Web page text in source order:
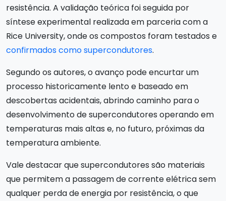
resistência. A validação teórica foi seguida por
síntese experimental realizada em parceria com a
Rice University, onde os compostos foram testados e
confirmados como supercondutores.
Segundo os autores, o avanço pode encurtar um
processo historicamente lento e baseado em
descobertas acidentais, abrindo caminho para o
desenvolvimento de supercondutores operando em
temperaturas mais altas e, no futuro, próximas da
temperatura ambiente.
Vale destacar que supercondutores são materiais
que permitem a passagem de corrente elétrica sem
qualquer perda de energia por resistência, o que